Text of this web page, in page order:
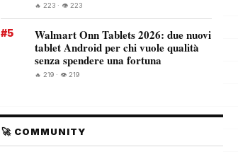
🔥 223 · 👁️ 223
#5
Walmart Onn Tablets 2026: due nuovi
tablet Android per chi vuole qualità
senza spendere una fortuna
🔥 219 · 👁️ 219
🚀 COMMUNITY